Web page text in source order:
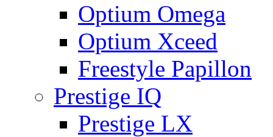
Optium Omega
Optium Xceed
Freestyle Papillon
Prestige IQ
Prestige LX